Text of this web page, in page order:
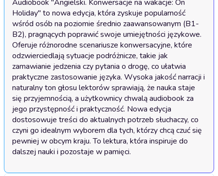
Audiobook "Angielski. Konwersacje na wakacje: On
Holiday" to nowa edycja, która zyskuje popularność
wśród osób na poziomie średnio zaawansowanym (B1-
B2), pragnących poprawić swoje umiejętności językowe.
Oferuje różnorodne scenariusze konwersacyjne, które
odzwierciedlają sytuacje podróżnicze, takie jak
zamawianie jedzenia czy pytania o drogę, co ułatwia
praktyczne zastosowanie języka. Wysoka jakość narracji i
naturalny ton głosu lektorów sprawiają, że nauka staje
się przyjemnością, a użytkownicy chwalą audiobook za
jego przystępność i praktyczność. Nowa edycja
dostosowuje treści do aktualnych potrzeb słuchaczy, co
czyni go idealnym wyborem dla tych, którzy chcą czuć się
pewniej w obcym kraju. To lektura, która inspiruje do
dalszej nauki i pozostaje w pamięci.